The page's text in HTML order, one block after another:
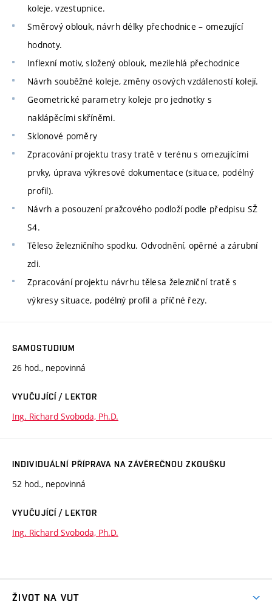
koleje, vzestupnice.
Směrový oblouk, návrh délky přechodnice – omezující
hodnoty.
Inflexní motiv, složený oblouk, mezilehlá přechodnice
Návrh souběžné koleje, změny osových vzdáleností kolejí.
Geometrické parametry koleje pro jednotky s
naklápěcími skříněmi.
Sklonové poměry
Zpracování projektu trasy tratě v terénu s omezujícími
prvky, úprava výkresové dokumentace (situace, podélný
profil).
Návrh a posouzení pražcového podloží podle předpisu SŽ
S4.
Těleso železničního spodku. Odvodnění, opěrné a zárubní
zdi.
Zpracování projektu návrhu tělesa železniční tratě s
výkresy situace, podélný profil a příčné řezy.
SAMOSTUDIUM
26 hod., nepovinná
VYUČUJÍCÍ / LEKTOR
Ing. Richard Svoboda, Ph.D.
INDIVIDUÁLNÍ PŘÍPRAVA NA ZÁVĚREČNOU ZKOUŠKU
52 hod., nepovinná
VYUČUJÍCÍ / LEKTOR
Ing. Richard Svoboda, Ph.D.
ŽIVOT NA VUT